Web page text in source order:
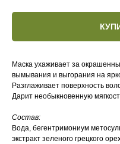
Маска ухаживает за
вымывания и выгорания на
Разглаживает поверхность
Дарит необыкновенную
Состав:
Вода, бегентримониум
экстракт зеленого грецкого